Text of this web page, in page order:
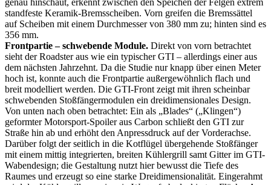
genau hinschaut, erkennt zwischen den Speichen der Felgen extrem
standfeste Keramik-Bremsscheiben. Vorn greifen die Bremssättel
auf Scheiben mit einem Durchmesser von 380 mm zu; hinten sind es
356 mm.
Frontpartie – schwebende Module. Direkt von vorn betrachtet
sieht der Roadster aus wie ein typischer GTI – allerdings einer aus
dem nächsten Jahrzehnt. Da die Studie nur knapp über einen Meter
hoch ist, konnte auch die Frontpartie außergewöhnlich flach und
breit modelliert werden. Die GTI-Front zeigt mit ihren scheinbar
schwebenden Stoßfängermodulen ein dreidimensionales Design.
Von unten nach oben betrachtet: Ein als „Blades“ („Klingen“)
geformter Motorsport-Spoiler aus Carbon schließt den GTI zur
Straße hin ab und erhöht den Anpressdruck auf der Vorderachse.
Darüber folgt der seitlich in die Kotflügel übergehende Stoßfänger
mit einem mittig integrierten, breiten Kühlergrill samt Gitter im GTI-
Wabendesign; die Gestaltung nutzt hier bewusst die Tiefe des
Raumes und erzeugt so eine starke Dreidimensionalität. Eingerahmt